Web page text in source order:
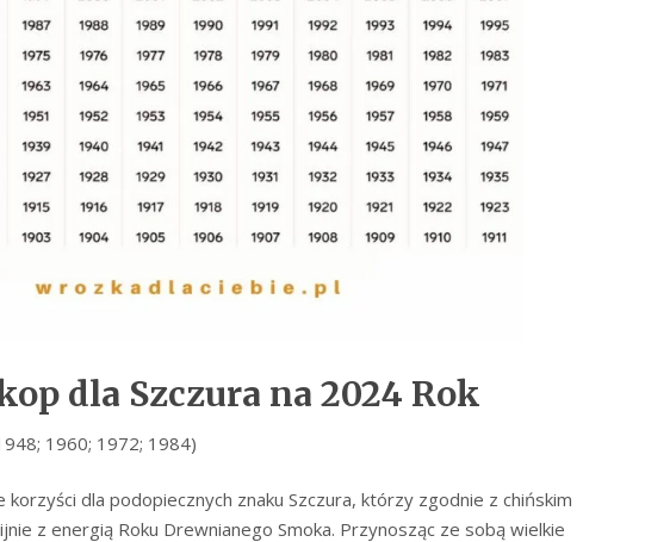
dla Szczura na 2024 Rok
1960; 1972; 1984)
dla podopiecznych znaku Szczura, którzy zgodnie z chińskim
z energią Roku Drewnianego Smoka. Przynosząc ze sobą wielkie